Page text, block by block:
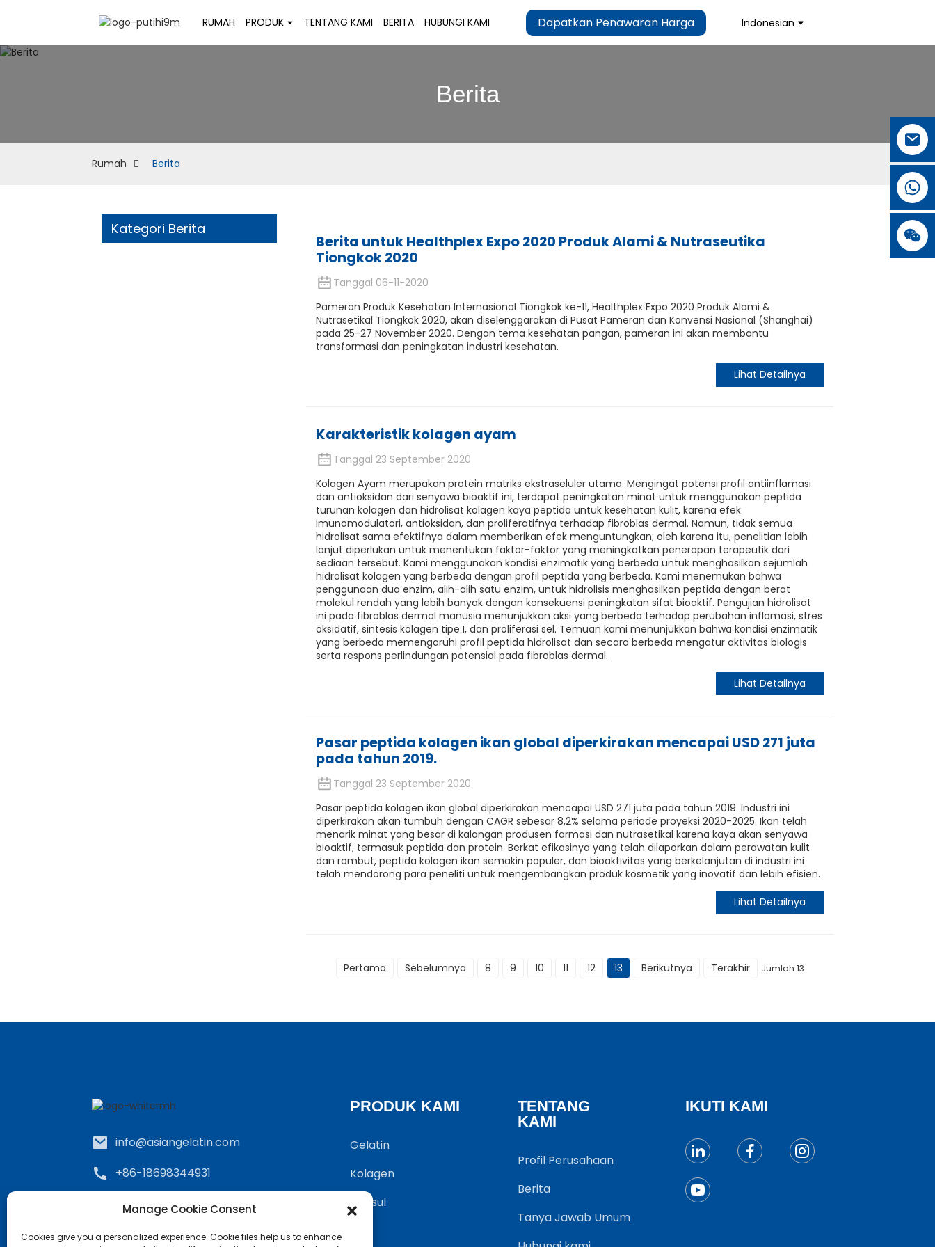
RUMAH PRODUK TENTANG KAMI BERITA HUBUNGI KAMI Dapatkan Penawaran Harga Indonesian
Berita
Rumah Berita
Kategori Berita
Berita untuk Healthplex Expo 2020 Produk Alami & Nutraseutika
Tiongkok 2020
Tanggal 06-11-2020
Pameran Produk Kesehatan Internasional Tiongkok ke-11, Healthplex Expo 2020 Produk Alami &
Nutrasetikal Tiongkok 2020, akan diselenggarakan di Pusat Pameran dan Konvensi Nasional (Shanghai)
pada 25-27 November 2020. Dengan tema kesehatan pangan, pameran ini akan membantu
transformasi dan peningkatan industri kesehatan.
Lihat Detailnya
Karakteristik kolagen ayam
Tanggal 23 September 2020
Kolagen Ayam merupakan protein matriks ekstraseluler utama. Mengingat potensi profil antiinflamasi
dan antioksidan dari senyawa bioaktif ini, terdapat peningkatan minat untuk menggunakan peptida
turunan kolagen dan hidrolisat kolagen kaya peptida untuk kesehatan kulit, karena efek
imunomodulatori, antioksidan, dan proliferatifnya terhadap fibroblas dermal. Namun, tidak semua
hidrolisat sama efektifnya dalam memberikan efek menguntungkan; oleh karena itu, penelitian lebih
lanjut diperlukan untuk menentukan faktor-faktor yang meningkatkan penerapan terapeutik dari
sediaan tersebut. Kami menggunakan kondisi enzimatik yang berbeda untuk menghasilkan sejumlah
hidrolisat kolagen yang berbeda dengan profil peptida yang berbeda. Kami menemukan bahwa
penggunaan dua enzim, alih-alih satu enzim, untuk hidrolisis menghasilkan peptida dengan berat
molekul rendah yang lebih banyak dengan konsekuensi peningkatan sifat bioaktif. Pengujian hidrolisat
ini pada fibroblas dermal manusia menunjukkan aksi yang berbeda terhadap perubahan inflamasi, stres
oksidatif, sintesis kolagen tipe I, dan proliferasi sel. Temuan kami menunjukkan bahwa kondisi enzimatik
yang berbeda memengaruhi profil peptida hidrolisat dan secara berbeda mengatur aktivitas biologis
serta respons perlindungan potensial pada fibroblas dermal.
Lihat Detailnya
Pasar peptida kolagen ikan global diperkirakan mencapai USD 271 juta
pada tahun 2019.
Tanggal 23 September 2020
Pasar peptida kolagen ikan global diperkirakan mencapai USD 271 juta pada tahun 2019. Industri ini
diperkirakan akan tumbuh dengan CAGR sebesar 8,2% selama periode proyeksi 2020-2025. Ikan telah
menarik minat yang besar di kalangan produsen farmasi dan nutrasetikal karena kaya akan senyawa
bioaktif, termasuk peptida dan protein. Berkat efikasinya yang telah dilaporkan dalam perawatan kulit
dan rambut, peptida kolagen ikan semakin populer, dan bioaktivitas yang berkelanjutan di industri ini
telah mendorong para peneliti untuk mengembangkan produk kosmetik yang inovatif dan lebih efisien.
Lihat Detailnya
Pertama Sebelumnya 8 9 10 11 12 13 Berikutnya Terakhir Jumlah 13
info@asiangelatin.com
+86-18698344931
No.99, Channel Pearl Plaza, Jalan
Yilan, Distrik Siming, Xiamen,
Cina.
PRODUK KAMI
Gelatin
Kolagen
Kapsul
TENTANG
KAMI
Profil Perusahaan
Berita
Tanya Jawab Umum
IKUTI KAMI
Manage Cookie Consent
Cookies give you a personalized experience. Cookie files help us to enhance